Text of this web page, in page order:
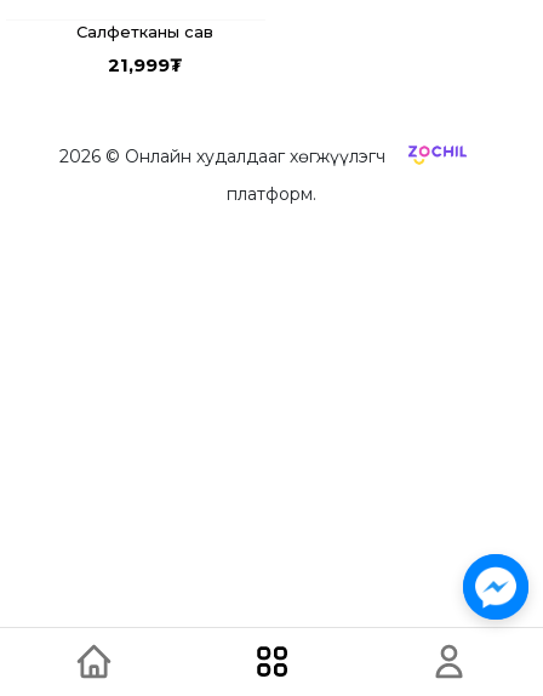
Салфетканы сав
21,999₮
2026© Онлайн худалдааг хөгжүүлэгч
платформ.